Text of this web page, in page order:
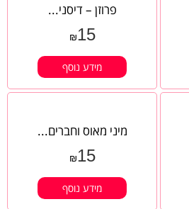
פרוזן – דיסני...
₪15
מידע נוסף
מיני מאוס וחברים...
₪15
מידע נוסף